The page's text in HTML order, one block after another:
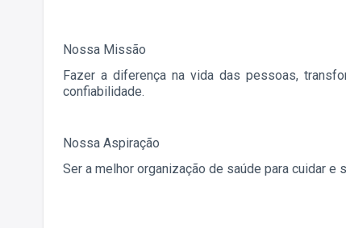
Nossa Missão
Fazer a diferença na vida das pessoas,
confiabilidade.
Nossa Aspiração
Ser a melhor organização de saúde para cuidar